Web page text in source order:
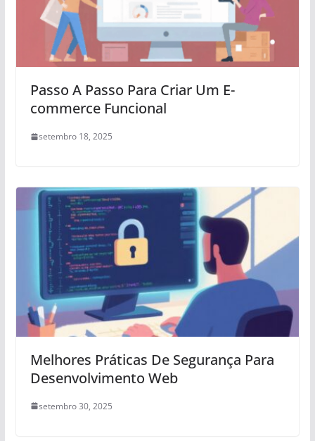
Passo A Passo Para Criar Um E-
commerce Funcional
setembro 18, 2025
Melhores Práticas De Segurança Para
Desenvolvimento Web
setembro 30, 2025